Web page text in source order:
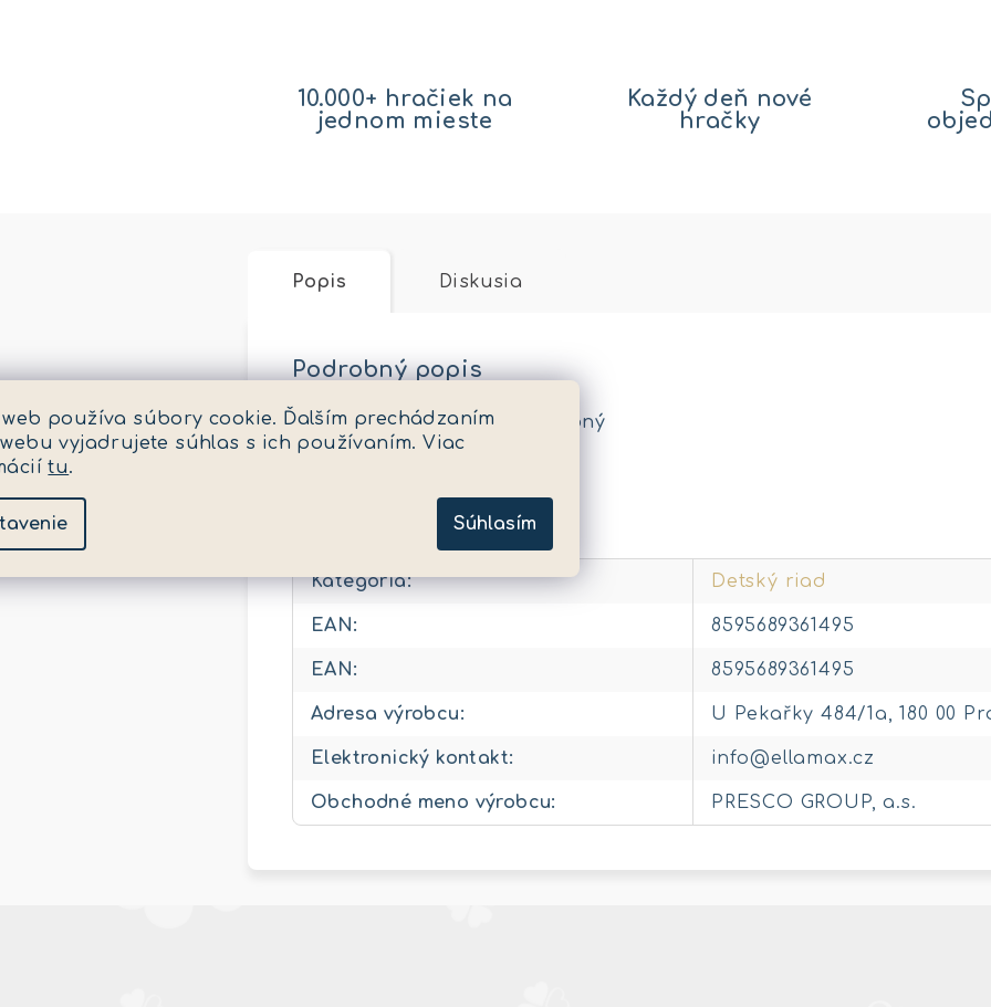
web používa súbory cookie. Ďalším prechádzaním
vyjadrujete súhlas s ich používaním. Viac
tu.
Súhlasím
10.000+ hračiek na
jednom mieste
Každý deň nové
hračky
Popis Diskusia
Podrobný popis
Popis produktu nie je dostupný
Dodatočné parametre
Kategória: Detský riad
EAN: 8595689361495
EAN: 8595689361495
Adresa výrobcu: U Pekařky 484/1a, 180 00
Elektronický kontakt: info@ellamax.cz
Obchodné meno výrobcu: PRESCO GROUP, a.s.